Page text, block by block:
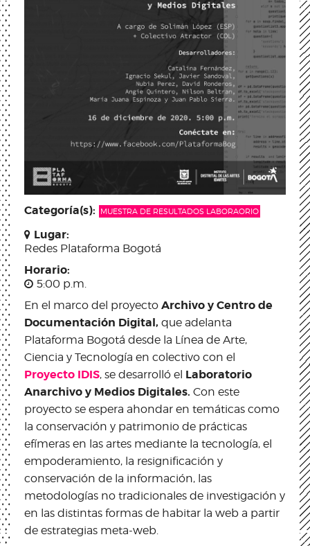
Categoría(s): MUESTRA DE RESULTADOS LABORAORIO
Lugar:
Redes Plataforma Bogotá
Horario:
5:00 p.m.
En el marco del proyecto Archivo y Centro de
Documentación Digital, que adelanta
Plataforma Bogotá desde la Línea de Arte,
Ciencia y Tecnología en colectivo con el
Proyecto IDIS, se desarrolló el Laboratorio
Anarchivo y Medios Digitales. Con este
proyecto se espera ahondar en temáticas como
la conservación y patrimonio de prácticas
efímeras en las artes mediante la tecnología, el
empoderamiento, la resignificación y
conservación de la información, las
metodologías no tradicionales de investigación y
en las distintas formas de habitar la web a partir
de estrategias meta-web.